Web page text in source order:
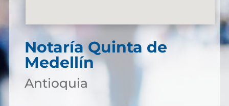
Notaría Quinta de
Medellín
Antioquia